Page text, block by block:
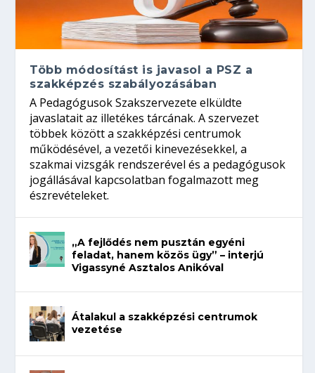
Több módosítást is javasol a PSZ a
szakképzés szabályozásában
A Pedagógusok Szakszervezete elküldte
javaslatait az illetékes tárcának. A szervezet
többek között a szakképzési centrumok
működésével, a vezetői kinevezésekkel, a
szakmai vizsgák rendszerével és a pedagógusok
jogállásával kapcsolatban fogalmazott meg
észrevételeket.
„A fejlődés nem pusztán egyéni
feladat, hanem közös ügy” – interjú
Vigassyné Asztalos Anikóval
Átalakul a szakképzési centrumok
vezetése